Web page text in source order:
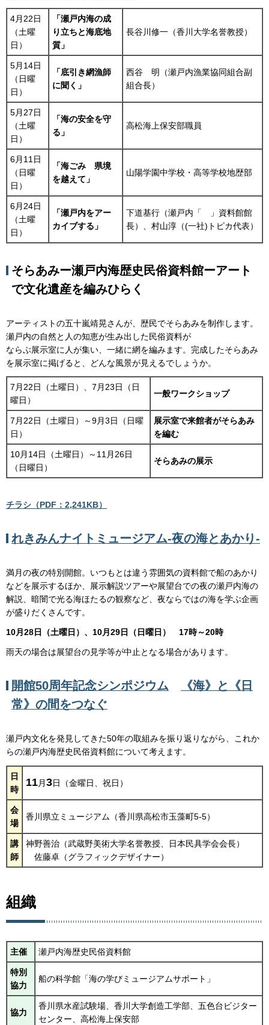
4月22日
（土曜
日）
「瀬戸内海の成
り立ちと海底地
質」
長谷川修一（香川大学名誉教授）
5月14日
（日曜
日）
「底引き網漁師
に聞く」
西谷 明
（瀬戸内漁業協同組合副
組合長）
5月27日
（土曜
日）
「海の安全を守
る」
高松海上保安部職員
6月11日
（日曜
日）
「海ごみ
県境
を越えて」
山陽学園中学校・高等学校地歴部
6月24日
（土曜
日）
「瀬戸内をアー
カイブする」
下道基行（瀬戸内「
」資料館館
長）、村山淳（(一社)トピカ代表）
そらあみー瀬戸内海歴史民俗資料館ーアート
で文化遺産を編みひらく
アーティストの五十嵐靖晃さんが、歴民でそらあみを制作します。
瀬戸内の自然と人の知恵が生み出した民俗資料が
ならぶ展示室に人が集い、一緒に網を編みます。完成したそらあみ
を展示室に掲げると、どんな風景が見えるでしょうか。
7月22日（土曜日）、7月23日（日
曜日）
一般ワークショップ
7月22日（土曜日）～9月3日（日曜
日）
展示室で来館者がそらあみ
を編む
10月14日（土曜日）～11月26日
（日曜日）
そらあみの展示
チラシ（PDF：2,241KB）
れきみんナイトミュージアム-夜の海とあかり-
満月の夜の特別開館。いつもとは違う雰囲気の資料館で船のあかり
などを展示するほか、展示解説ツアーや展望台での夜の瀬戸内海の
解説、暗闇で光る海ほたるの観察など、夜ならではの海を学ぶ企画
が盛りだくさんです。
10月28日（土曜日）、10月29日（日曜日） 17時～20時
雨天の場合は展望台の見学等が中止となる場合があります。
開館50周年記念シンポジウム
《海》と《日
常》の間をつなぐ
瀬戸内文化を発見してきた50年の取組みを振り返りながら、これか
らの瀬戸内海歴史民俗資料館について考えます。
日
時
11月3日（金曜日、祝日）
会
場
香川県立ミュージアム（香川県高松市玉藻町5-5）
講
師
神野善治（武蔵野美術大学名誉教授、日本民具学会会長）
佐藤卓（グラフィックデザイナー）
組織
主催 瀬戸内海歴史民俗資料館
特別
協力
船の科学館「海の学びミュージアムサポート」
協力
香川県水産試験場、香川大学創造工学部、五色台ビジター
センター、高松海上保安部